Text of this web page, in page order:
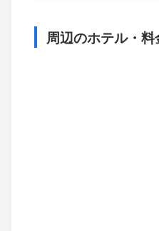
周辺のホテル・